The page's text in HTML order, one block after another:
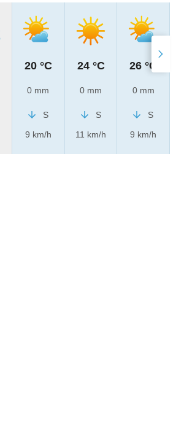
20 °C
0 mm
S
9 km/h
24 °C
0 mm
S
11 km/h
26 °C
0 mm
S
9 km/h